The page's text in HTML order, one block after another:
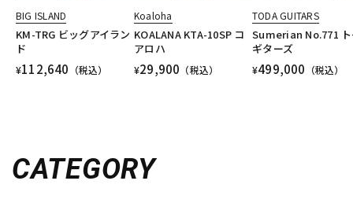
BIG ISLAND
KM-TRG ビッグアイラン
ド
¥112,640 （税込）
Koaloha
KOALANA KTA-10SP コ
アロハ
¥29,900 （税込）
TODA GUITARS
Sumerian No.771
ギターズ
¥499,000 （税込）
CATEGORY